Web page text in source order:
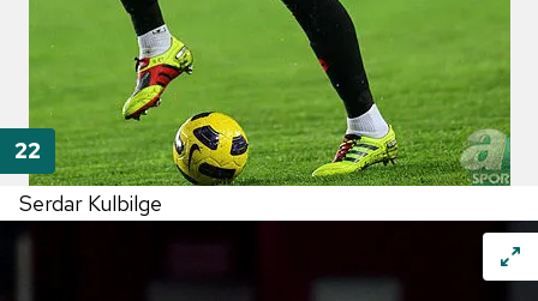
Serdar Kulbilge